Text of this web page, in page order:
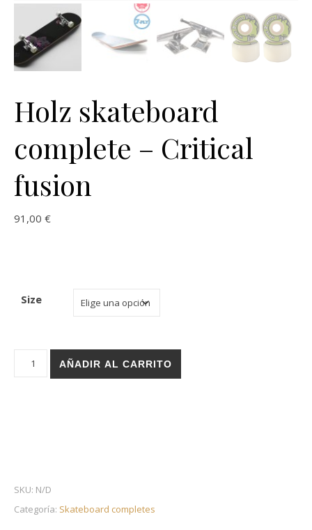
Holz skateboard
complete – Critical
fusion
91,00 €
Size
Holz skateboard complete - Critical fusion cantidad
AÑADIR AL CARRITO
SKU: N/D
Categoría: Skateboard completes